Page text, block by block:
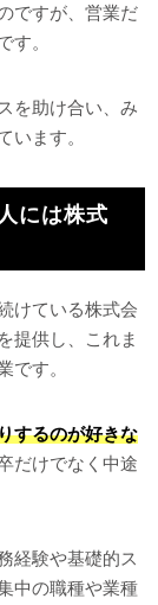
ですが、営業だ
す。
を助け合い、み
います。
には株式
けている株式会
提供し、これま
です。
するのが好きな
だけでなく中途
経験や基礎的ス
中の職種や業種